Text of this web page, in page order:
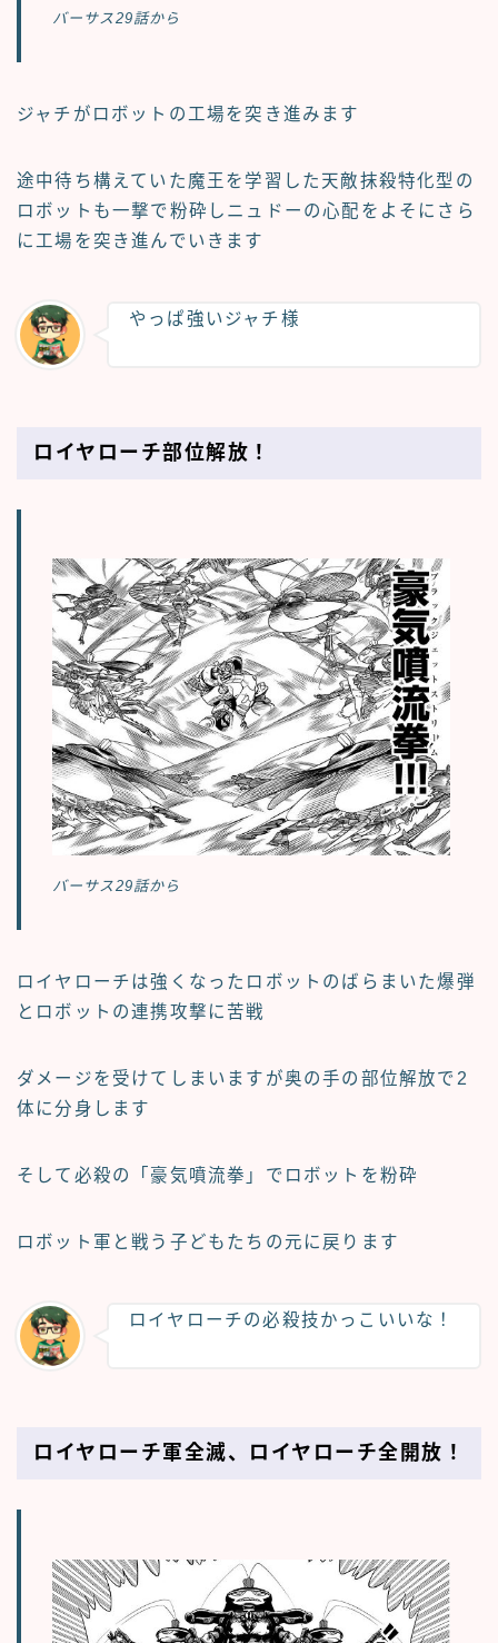
バーサス29話から
ジャチがロボットの工場を突き進みます
途中待ち構えていた魔王を学習した天敵抹殺特化型の
ロボットも一撃で粉砕しニュドーの心配をよそにさら
に工場を突き進んでいきます
やっぱ強いジャチ様
ロイヤローチ部位解放！
バーサス29話から
ロイヤローチは強くなったロボットのばらまいた爆弾
とロボットの連携攻撃に苦戦
ダメージを受けてしまいますが奥の手の部位解放で2
体に分身します
そして必殺の「豪気噴流拳」でロボットを粉砕
ロボット軍と戦う子どもたちの元に戻ります
ロイヤローチの必殺技かっこいいな！
ロイヤローチ軍全滅、ロイヤローチ全開放！